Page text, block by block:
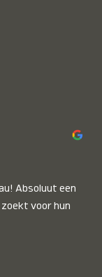
Absoluut een
voor hun